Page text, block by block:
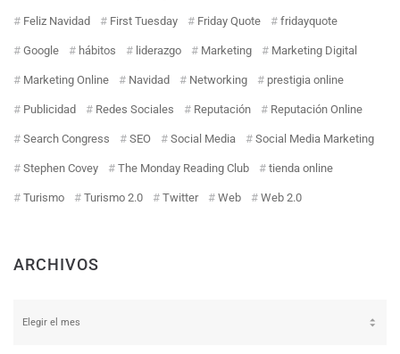
Feliz Navidad First Tuesday Friday Quote fridayquote
Google hábitos liderazgo Marketing Marketing Digital
Marketing Online Navidad Networking prestigia online
Publicidad Redes Sociales Reputación Reputación Online
Search Congress SEO Social Media Social Media Marketing
Stephen Covey The Monday Reading Club tienda online
Turismo Turismo 2.0 Twitter Web Web 2.0
ARCHIVOS